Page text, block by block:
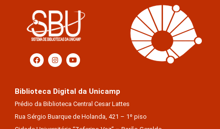
Biblioteca Digital da Unicamp
Prédio da Biblioteca Central Cesar Lattes
Rua Sérgio Buarque de Holanda, 421 – 1º piso